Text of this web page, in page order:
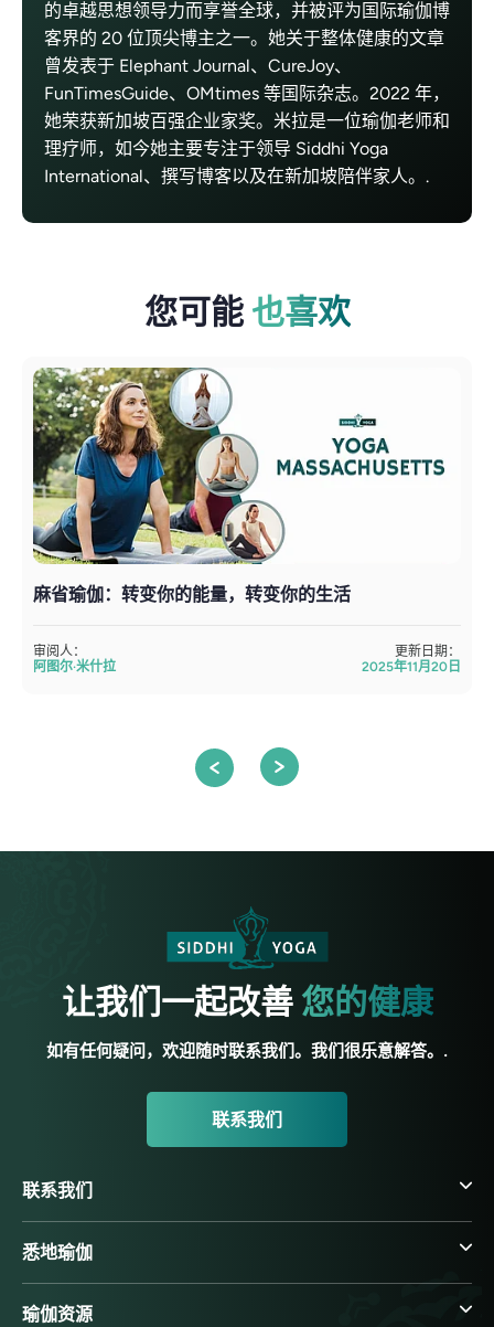
的卓越思想领导力而享誉全球，并被评为国际瑜伽博
客界的 20 位顶尖博主之一。她关于整体健康的文章
曾发表于 Elephant Journal、CureJoy、
FunTimesGuide、OMtimes 等国际杂志。2022 年，
她荣获新加坡百强企业家奖。米拉是一位瑜伽老师和
理疗师，如今她主要专注于领导 Siddhi Yoga
International、撰写博客以及在新加坡陪伴家人。.
您可能 也喜欢
麻省瑜伽：转变你的能量，转变你的生活
审阅人：
阿图尔·米什拉
更新日期：
2025年11月20日
让我们一起改善 您的健康
如有任何疑问，欢迎随时联系我们。我们很乐意解答。.
联系我们
联系我们
悉地瑜伽
瑜伽资源